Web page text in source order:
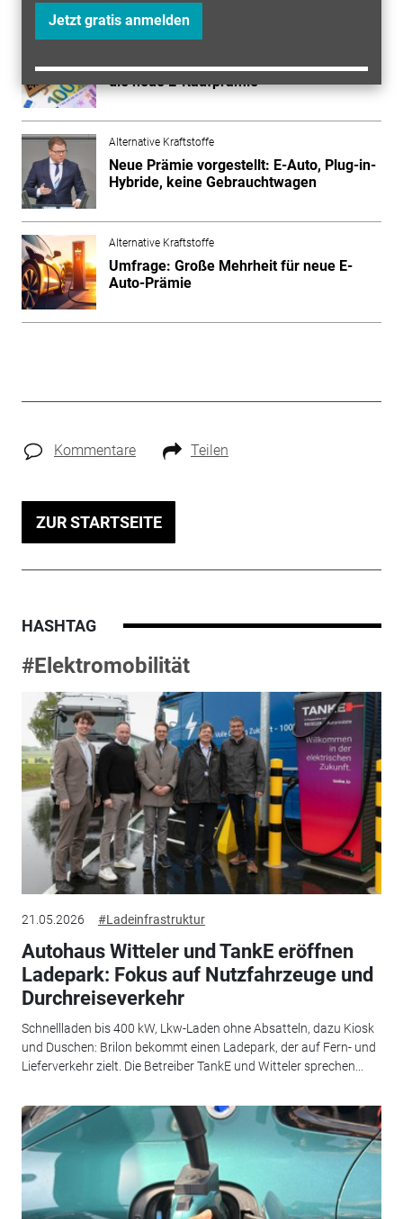
Jetzt gratis anmelden
Alternative Kraftstoffe
"Richtig geile Autos": Die Reaktionen auf
die neue E-Kaufprämie
Alternative Kraftstoffe
Neue Prämie vorgestellt: E-Auto, Plug-in-
Hybride, keine Gebrauchtwagen
Alternative Kraftstoffe
Umfrage: Große Mehrheit für neue E-
Auto-Prämie
Kommentare Teilen
ZUR STARTSEITE
HASHTAG
#Elektromobilität
21.05.2026 #Ladeinfrastruktur
Autohaus Witteler und TankE eröffnen
Ladepark: Fokus auf Nutzfahrzeuge und
Durchreiseverkehr
Schnellladen bis 400 kW, Lkw-Laden ohne Absatteln, dazu Kiosk
und Duschen: Brilon bekommt einen Ladepark, der auf Fern- und
Lieferverkehr zielt. Die Betreiber TankE und Witteler sprechen...